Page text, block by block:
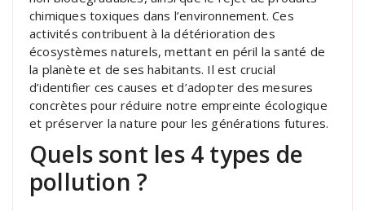
chimiques toxiques dans l’environnement. Ces
activités contribuent à la détérioration des
écosystèmes naturels, mettant en péril la santé de
la planète et de ses habitants. Il est crucial
d’identifier ces causes et d’adopter des mesures
concrètes pour réduire notre empreinte écologique
et préserver la nature pour les générations futures.
Quels sont les 4 types de
pollution ?